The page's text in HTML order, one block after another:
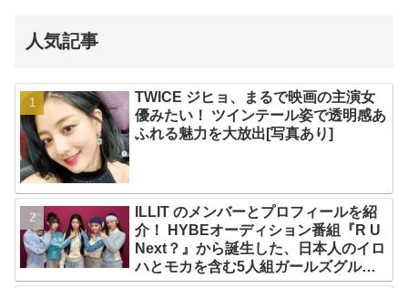
人気記事
TWICE ジヒョ、まるで映画の主演女
優みたい！ ツインテール姿で透明感あ
ふれる魅力を大放出[写真あり]
ILLIT のメンバーとプロフィールを紹
介！ HYBEオーディション番組『R U
Next？』から誕生した、日本人のイロ
ハとモカを含む5人組ガールズグルー